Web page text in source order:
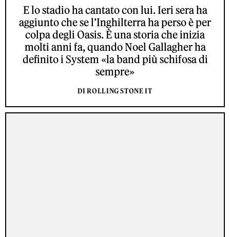
E lo stadio ha cantato con lui. Ieri sera ha
aggiunto che se l’Inghilterra ha perso è per
colpa degli Oasis. È una storia che inizia
molti anni fa, quando Noel Gallagher ha
definito i System «la band più schifosa di
sempre»
DI ROLLING STONE IT